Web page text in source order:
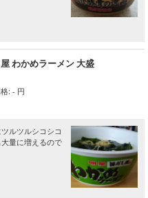
わかめラーメン 大盛
: - 円
ルツルシコシコ
量に増えるので